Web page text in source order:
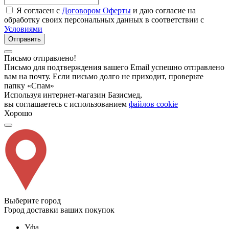
Я согласен с Договором Оферты и даю согласие на
обработку своих персональных данных в соответствии с
Условиями
Отправить
Письмо отправлено!
Письмо для подтверждения вашего Email успешно отправлено
вам на почту. Если письмо долго не приходит, проверьте
папку «Спам»
Используя интернет-магазин Базисмед,
вы соглашаетесь с использованием файлов cookie
Хорошо
Выберите город
Город доставки ваших покупок
Уфа